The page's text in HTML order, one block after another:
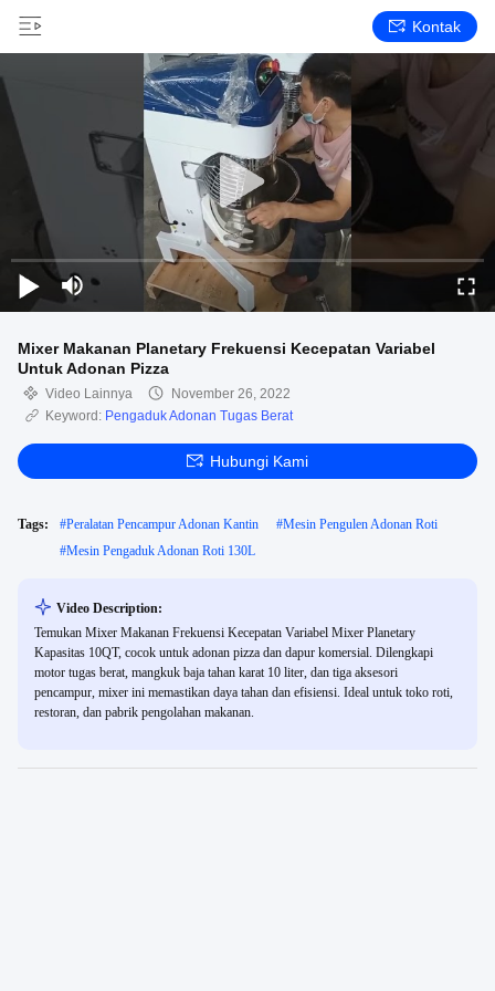
Kontak
Mixer Makanan Planetary Frekuensi Kecepatan Variabel
Untuk Adonan Pizza
Video Lainnya
November 26, 2022
Keyword: Pengaduk Adonan Tugas Berat
Hubungi Kami
Tags: #Peralatan Pencampur Adonan Kantin #Mesin Pengulen Adonan Roti
#Mesin Pengaduk Adonan Roti 130L
Video Description:
Temukan Mixer Makanan Frekuensi Kecepatan Variabel Mixer Planetary
Kapasitas 10QT, cocok untuk adonan pizza dan dapur komersial. Dilengkapi
motor tugas berat, mangkuk baja tahan karat 10 liter, dan tiga aksesori
pencampur, mixer ini memastikan daya tahan dan efisiensi. Ideal untuk toko roti,
restoran, dan pabrik pengolahan makanan.